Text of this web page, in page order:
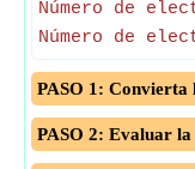
Número de
Número de
PASO 1: Convierta
PASO 2: Evaluar